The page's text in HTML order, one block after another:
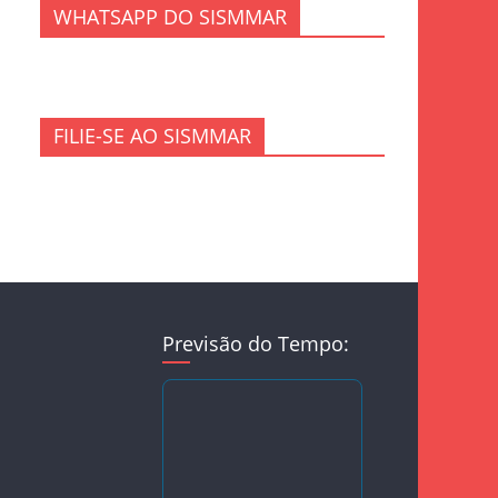
WHATSAPP DO SISMMAR
FILIE-SE AO SISMMAR
Previsão do Tempo: